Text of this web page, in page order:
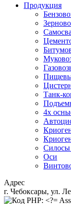
Продукция
Танк-
4х
Силосы
Оси
Адрес
г. Чебоксары, ул.